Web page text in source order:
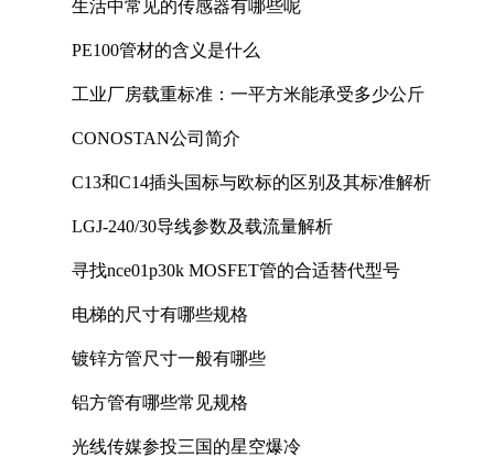
生活中常见的传感器有哪些呢
PE100管材的含义是什么
工业厂房载重标准：一平方米能承受多少公斤
CONOSTAN公司简介
C13和C14插头国标与欧标的区别及其标准解析
LGJ-240/30导线参数及载流量解析
寻找nce01p30k MOSFET管的合适替代型号
电梯的尺寸有哪些规格
镀锌方管尺寸一般有哪些
铝方管有哪些常见规格
光线传媒参投三国的星空爆冷